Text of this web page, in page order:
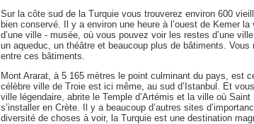
Sur la côte sud de la Turquie vous trouverez environ 600
bien conservé. Il y a environ une heure à l’ouest de Kemer
d’une ville - musée, où vous pouvez voir les restes d’une
un aqueduc, un théâtre et beaucoup plus de bâtiments.
entre ces bâtiments.
Mont Ararat, à 5 165 mètres le point culminant du pays, est
célèbre ville de Troie est ici même, au sud d’Istanbul. Et
ville légendaire, abrite le Temple d’Artémis et la ville où
s’installer en Crète. Il y a beaucoup d’autres sites
diversité de choses à voir, la Turquie est une destination